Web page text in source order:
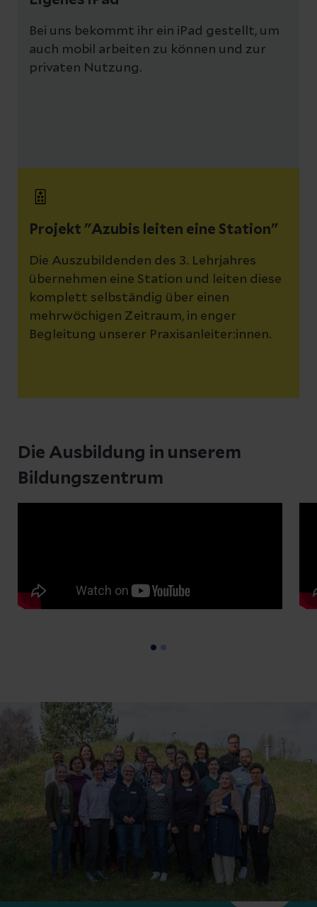
Bei uns bekommt ihr ein iPad gestellt, um
auch mobil arbeiten zu können und zur
privaten Nutzung.
Projekt "Azubis leiten eine Station"
Die Auszubildenden des 3. Lehrjahres
übernehmen eine Station und leiten diese
komplett selbständig über einen
mehrwöchigen Zeitraum, in enger
Begleitung unserer Praxisanleiter:innen.
Die Ausbildung in unserem
Bildungszentrum